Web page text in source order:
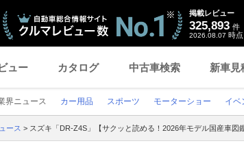
掲載レビュー
325,893 件
2026.08.07 時点
ュー カタログ 中古車検索 新車見
界ニュース カー用品 スポーツ モーターショー イベ
ース > スズキ「DR-Z4S」【サクッと読める！2026年モデル国産車図鑑